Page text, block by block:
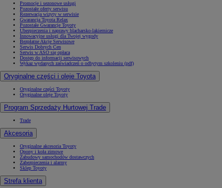
Promocje i sezonowe usługi
Pozostałe oferty serwisu
Rezerwacja wizyty w serwisie
Gwarancja Toyota Relax
Pozostałe Gwarancje Toyoty
Ubezpieczenia i naprawy blacharsko-lakiernicze
Innowacyjne usługi dla Twojej wygody
Bezpłatne Akcje Serwisowe
Serwis Dobrych Cen
Serwis w ASO się opłaca
Dostęp do informacji serwisowych
Wykaz wydanych zaświadczeń o odbytym szkoleniu (pdf)
Oryginalne części i oleje Toyota
Oryginalne części Toyoty
Oryginalne oleje Toyoty
Program Sprzedaży Hurtowej Trade
Trade
Akcesoria
Oryginalne akcesoria Toyoty
Opony i koła zimowe
Zabudowy samochodów dostawczych
Zabezpieczenia i alarmy
Sklep Toyoty
Strefa klienta